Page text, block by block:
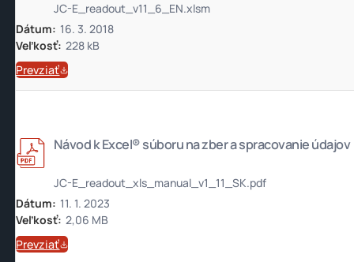
JC-E_readout_v11_6_EN.xlsm
Dátum: 16. 3. 2018
Veľkosť: 228 kB
Prevziať
Návod k Excel® súboru na zber a spracovanie údajov
JC-E_readout_xls_manual_v1_11_SK.pdf
Dátum: 11. 1. 2023
Veľkosť: 2,06 MB
Prevziať